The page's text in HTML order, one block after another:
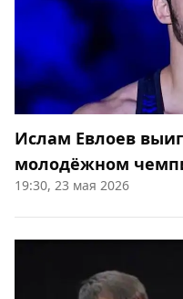
Ислам Евлоев
молодёжном
19:30, 23 мая 2026